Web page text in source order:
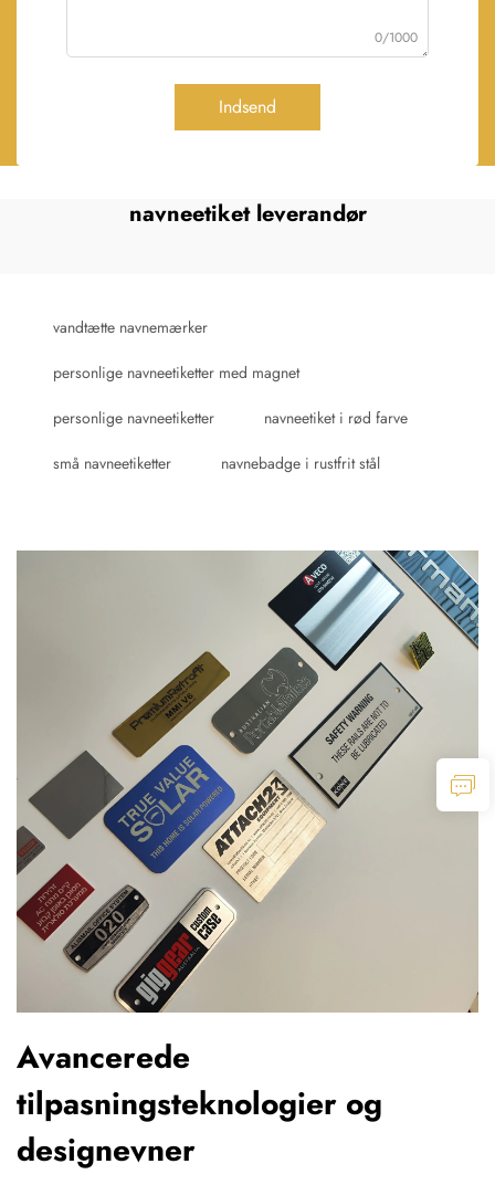
0/1000
Indsend
navneetiket leverandør
vandtætte navnemærker
personlige navneetiketter med magnet
personlige navneetiketter navneetiket i rød farve
små navneetiketter navnebadge i rustfrit stål
Avancerede
tilpasningsteknologier og
designevner